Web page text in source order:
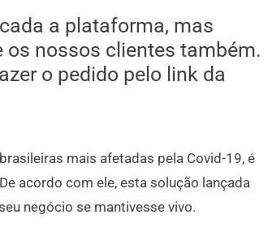
a plataforma, mas
nossos clientes também.
o pedido pelo link da
mais afetadas pela Covid-19, é
acordo com ele, esta solução lançada
negócio se mantivesse vivo.